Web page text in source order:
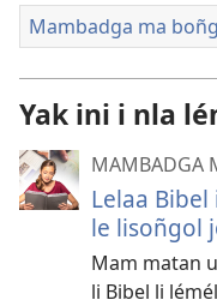
Mambadga ma
Yak ini i nla
MAMBADGA
Lelaa
le lisoñgol
Mam matan
li Bibel li